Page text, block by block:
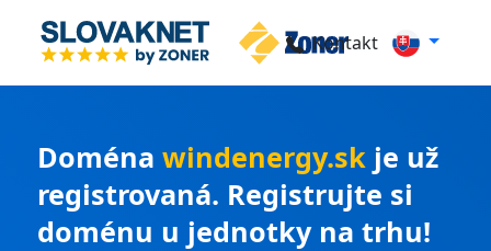
Kontakt
Doménawindenergy.sk je už
registrovaná. Registrujte si
doménu u jednotky na trhu!